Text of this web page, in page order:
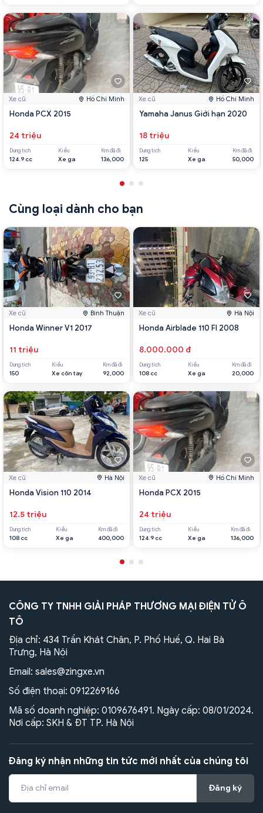
Xe cũ Hồ Chí Minh
Honda PCX 2015
24 triệu
Dung tích
124.9 cc
Kiểu
Xe ga
Km đã đi
136,000
Xe cũ Hồ Chí Minh
Yamaha Janus Giới hạn 2020
18 triệu
Dung tích
125
Kiểu
Xe ga
Km đã đi
50,000
Cùng loại dành cho bạn
Xe cũ Bình Thuận
Honda Winner V1 2017
11 triệu
Dung tích
150
Kiểu
Xe côn tay
Km đã đi
92,000
Xe cũ Hà Nội
Honda Vision 110 2014
12.5 triệu
Dung tích
108 cc
Kiểu
Xe ga
Km đã đi
400,000
Xe cũ Hà Nội
Honda Airblade 110 FI 2008
8.000.000 đ
Dung tích
108 cc
Kiểu
Xe ga
Km đã đi
20,000
Xe cũ Hồ Chí Minh
Honda PCX 2015
24 triệu
Dung tích
124.9 cc
Kiểu
Xe ga
Km đã đi
136,000
CÔNG TY TNHH GIẢI PHÁP THƯƠNG MẠI ĐIỆN TỬ Ô
TÔ
Địa chỉ: 434 Trần Khát Chân, P. Phố Huế, Q. Hai Bà
Trưng, Hà Nội
Email: sales@zingxe.vn
Số điện thoại: 0912269166
Mã số doanh nghiệp: 0109676491. Ngày cấp: 08/01/2024.
Nơi cấp: SKH & ĐT TP. Hà Nội
Đăng ký nhận những tin tức mới nhất của chúng tôi
Đăng ký